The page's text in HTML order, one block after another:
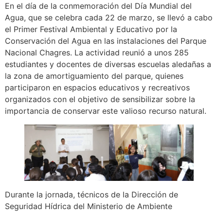
En el día de la conmemoración del Día Mundial del
Agua, que se celebra cada 22 de marzo, se llevó a cabo
el Primer Festival Ambiental y Educativo por la
Conservación del Agua en las instalaciones del Parque
Nacional Chagres. La actividad reunió a unos 285
estudiantes y docentes de diversas escuelas aledañas a
la zona de amortiguamiento del parque, quienes
participaron en espacios educativos y recreativos
organizados con el objetivo de sensibilizar sobre la
importancia de conservar este valioso recurso natural.
Durante la jornada, técnicos de la Dirección de
Seguridad Hídrica del Ministerio de Ambiente